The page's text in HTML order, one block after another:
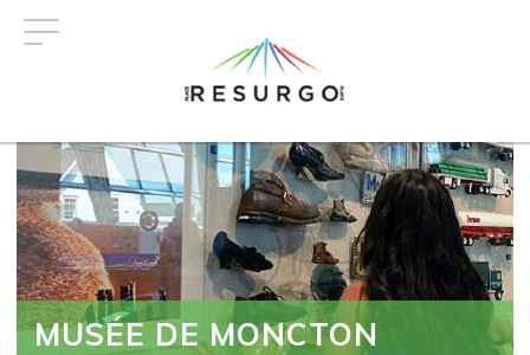
MUSÉE DE MONCTON